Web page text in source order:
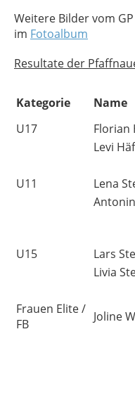
Weitere Bilder vom
im Fotoalbum
Resultate der
Kategorie Name
U17
Florian
Levi
U11 Lena
U15 Lars
Livia
Frauen Elite /
FB
Joline